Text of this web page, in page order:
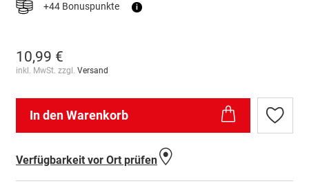
+44 Bonuspunkte i
10,99 €
inkl. MwSt. zzgl. Versand
In den Warenkorb
Zur
Verfügbarkeit vor Ort prüfen